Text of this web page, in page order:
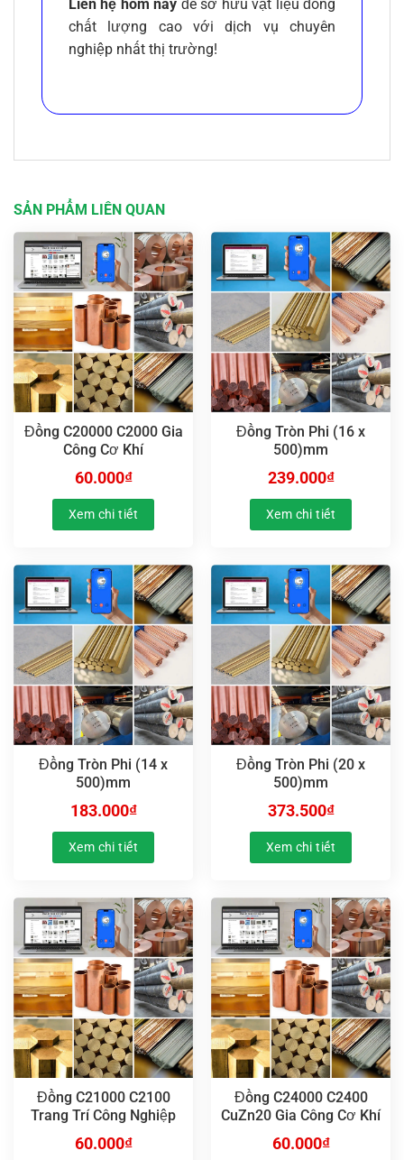
Liên hệ hôm nay để sở hữu vật liệu đồng
chất lượng cao với dịch vụ chuyên
nghiệp nhất thị trường!
SẢN PHẨM LIÊN QUAN
Đồng C20000 C2000 Gia
Công Cơ Khí
60.000₫
Xem chi tiết
Đồng Tròn Phi (16 x
500)mm
239.000₫
Xem chi tiết
Đồng Tròn Phi (14 x
500)mm
183.000₫
Xem chi tiết
Đồng Tròn Phi (20 x
500)mm
373.500₫
Xem chi tiết
Đồng C21000 C2100
Trang Trí Công Nghiệp
60.000₫
Đồng C24000 C2400
CuZn20 Gia Công Cơ Khí
60.000₫